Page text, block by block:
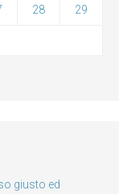
28 29
giusto ed